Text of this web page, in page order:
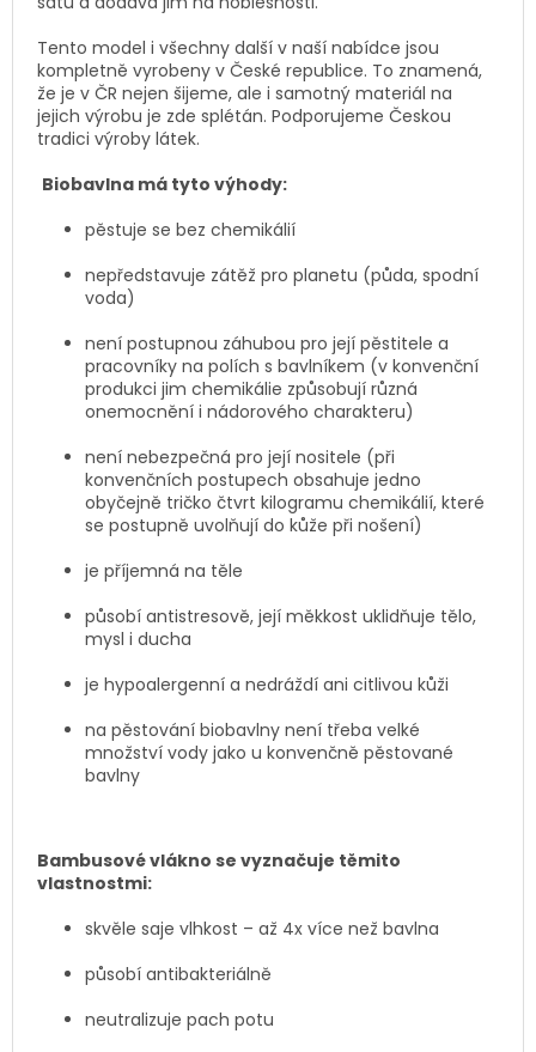
Tento model i všechny další v naší nabídce jsou
kompletně vyrobeny v České republice. To znamená,
že je v ČR nejen šijeme, ale i samotný materiál na
jejich výrobu je zde splétán. Podporujeme Českou
tradici výroby látek.
Biobavlna má tyto výhody:
pěstuje se bez chemikálií
nepředstavuje zátěž pro planetu (půda, spodní
voda)
není postupnou záhubou pro její pěstitele a
pracovníky na polích s bavlníkem (v konvenční
produkci jim chemikálie způsobují různá
onemocnění i nádorového charakteru)
není nebezpečná pro její nositele (při
konvenčních postupech obsahuje jedno
obyčejně tričko čtvrt kilogramu chemikálií, které
se postupně uvolňují do kůže při nošení)
je příjemná na těle
působí antistresově, její měkkost uklidňuje tělo,
mysl i ducha
je hypoalergenní a nedráždí ani citlivou kůži
na pěstování biobavlny není třeba velké
množství vody jako u konvenčně pěstované
bavlny
Bambusové vlákno se vyznačuje těmito
vlastnostmi:
skvěle saje vlhkost – až 4x více než bavlna
působí antibakteriálně
neutralizuje pach potu